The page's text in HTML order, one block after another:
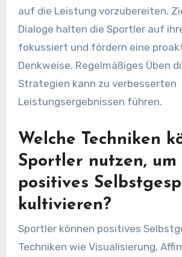
auf die Leistung vorzubereiten.
Dialoge halten die Sportler auf
fokussiert und fördern eine
Denkweise. Regelmäßiges Üben
Strategien kann zu verbesserten
Leistungsergebnissen führen.
Welche Techniken
Sportler nutzen, um
positives
kultivieren?
Sportler können positives
Techniken wie Visualisierung,